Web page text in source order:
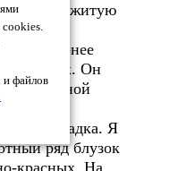
и не обжитую
вечернее
ноутбук. Он
Ленкиной
догадка. Я
ряд блузок
красных. На
cookies.
файлов
.